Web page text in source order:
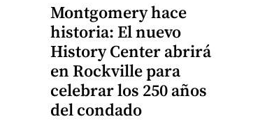
Montgomery hace
historia: El nuevo
History Center abrirá
en Rockville para
celebrar los 250 años
del condado